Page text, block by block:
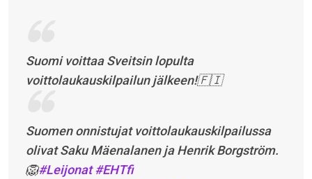
Suomi voittaa Sveitsin lopulta
voittolaukauskilpailun jälkeen!🇫🇮
Suomen onnistujat voittolaukauskilpailussa
olivat Saku Mäenalanen ja Henrik Borgström.
🦁#Leijonat #EHTfi